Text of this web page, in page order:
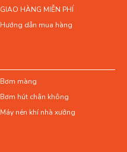
GIAO HÀNG MIỄN PHÍ
Hướng dẫn mua hàng
Bơm màng
Bơm hút chân không
Máy nén khí nhà xưởng